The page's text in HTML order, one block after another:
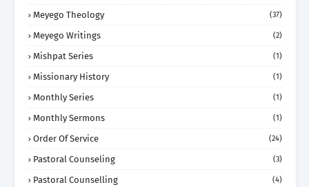
Meyego Theology (37)
Meyego Writings (2)
Mishpat Series (1)
Missionary History (1)
Monthly Series (1)
Monthly Sermons (1)
Order Of Service (24)
Pastoral Counseling (3)
Pastoral Counselling (4)